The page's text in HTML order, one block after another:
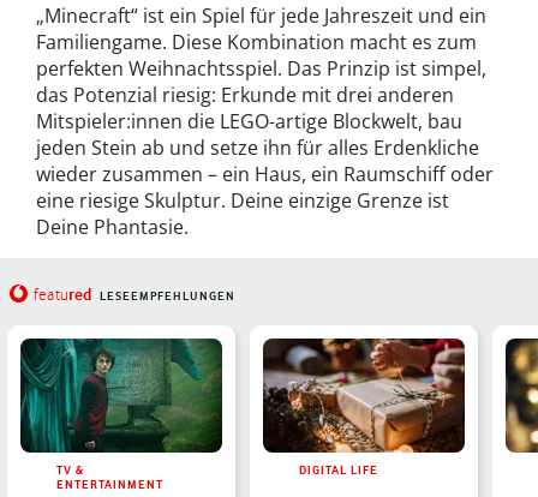
„Minecraft“ ist ein Spiel für jede Jahreszeit und ein
Familiengame. Diese Kombination macht es zum
perfekten Weihnachtsspiel. Das Prinzip ist simpel,
das Potenzial riesig: Erkunde mit drei anderen
Mitspieler:innen die LEGO-artige Blockwelt, bau
jeden Stein ab und setze ihn für alles Erdenkliche
wieder zusammen – ein Haus, ein Raumschiff oder
eine riesige Skulptur. Deine einzige Grenze ist
Deine Phantasie.
featured LESEEMPFEHLUNGEN
TV &
ENTERTAINMENT
DIGITAL LIFE